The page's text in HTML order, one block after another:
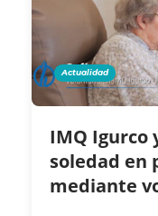
Actualidad
IMQ Igurco
soledad en
mediante